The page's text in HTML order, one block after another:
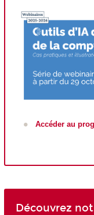
Accéder au
Découvrez